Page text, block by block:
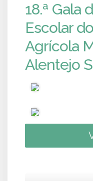
18.ª Gala
Escolar
Agrícola
Alentejo